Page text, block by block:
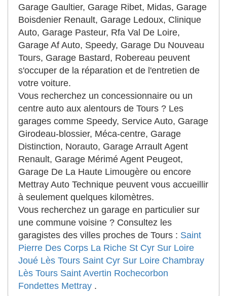
Garage Gaultier, Garage Ribet, Midas, Garage
Boisdenier Renault, Garage Ledoux, Clinique
Auto, Garage Pasteur, Rfa Val De Loire,
Garage Af Auto, Speedy, Garage Du Nouveau
Tours, Garage Bastard, Robereau peuvent
s'occuper de la réparation et de l'entretien de
votre voiture.
Vous recherchez un concessionnaire ou un
centre auto aux alentours de Tours ? Les
garages comme Speedy, Service Auto, Garage
Girodeau-blossier, Méca-centre, Garage
Distinction, Norauto, Garage Arrault Agent
Renault, Garage Mérimé Agent Peugeot,
Garage De La Haute Limougère ou encore
Mettray Auto Technique peuvent vous accueillir
à seulement quelques kilomètres.
Vous recherchez un garage en particulier sur
une commune voisine ? Consultez les
garagistes des villes proches de Tours : Saint
Pierre Des Corps La Riche St Cyr Sur Loire
Joué Lès Tours Saint Cyr Sur Loire Chambray
Lès Tours Saint Avertin Rochecorbon
Fondettes Mettray .